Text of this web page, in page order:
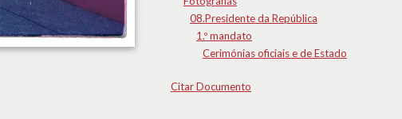
08.Presidente da República
1.º mandato
Cerimónias oficiais e de Estado
Citar Documento